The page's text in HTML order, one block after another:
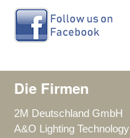
Die Firmen
2M Deutschland GmbH
A&O Lighting Technology